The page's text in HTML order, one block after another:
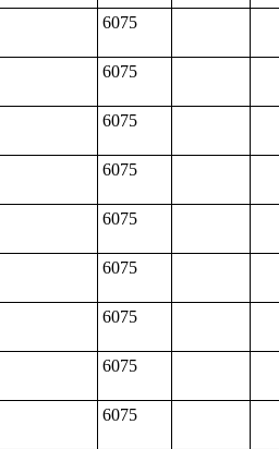
6075
6075
6075
6075
6075
6075
6075
6075
6075